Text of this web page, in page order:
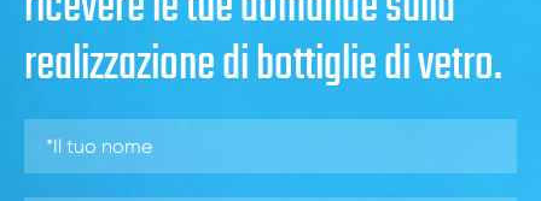
realizzazione di bottiglie di vetro.